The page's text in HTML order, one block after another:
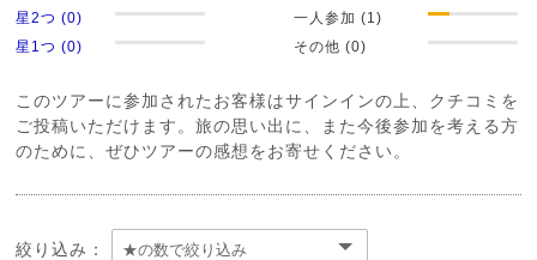
星2つ (0)
星1つ (0)
一人参加 (1)
その他 (0)
このツアーに参加されたお客様はサインインの上、クチコミを
ご投稿いただけます。旅の思い出に、また今後参加を考える方
のために、ぜひツアーの感想をお寄せください。
絞り込み：